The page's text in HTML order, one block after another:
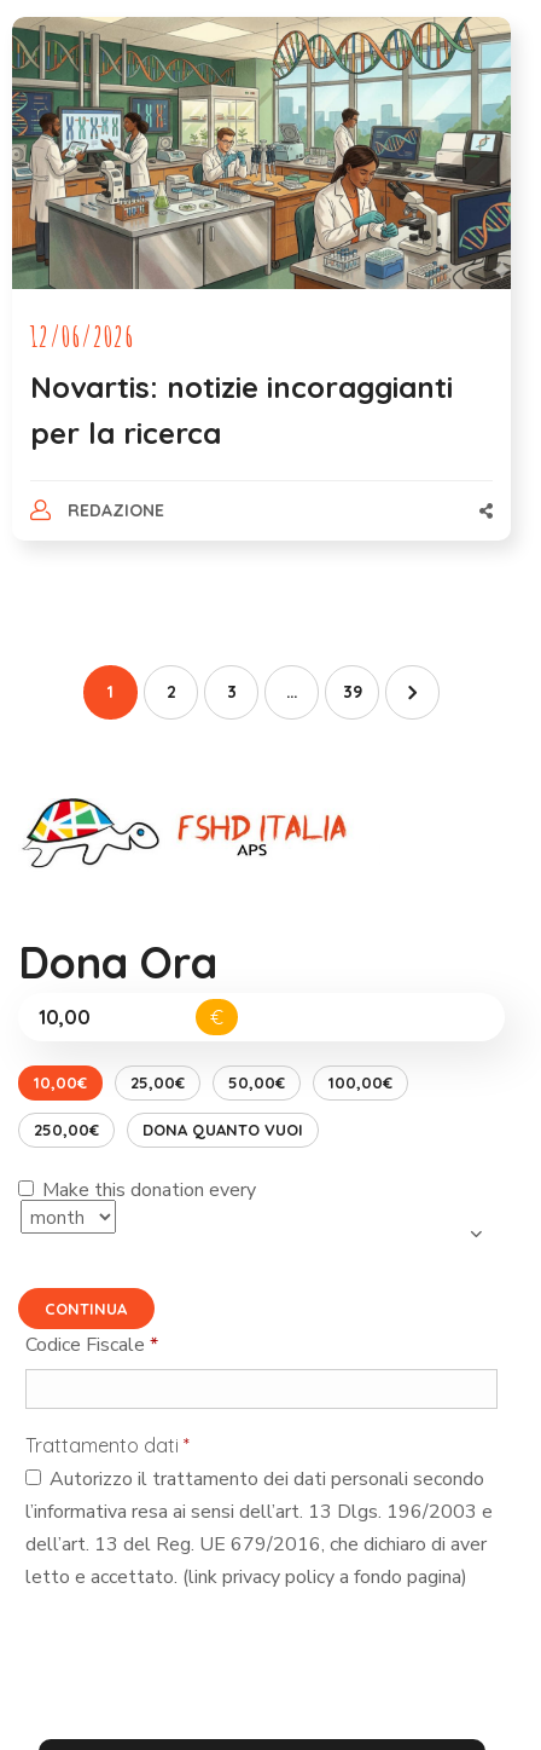
12/06/2026
Novartis: notizie incoraggianti
per la ricerca
REDAZIONE
1 2 3 … 39
Dona Ora
€
10,00€ 25,00€ 50,00€ 100,00€
250,00€ DONA QUANTO VUOI
Make this donation every
CONTINUA
Codice Fiscale*
Trattamento dati*
Autorizzo il trattamento dei dati personali secondo
l’informativa resa ai sensi dell’art. 13 Dlgs. 196/2003 e
dell’art. 13 del Reg. UE 679/2016, che dichiaro di aver
letto e accettato. (link privacy policy a fondo pagina)